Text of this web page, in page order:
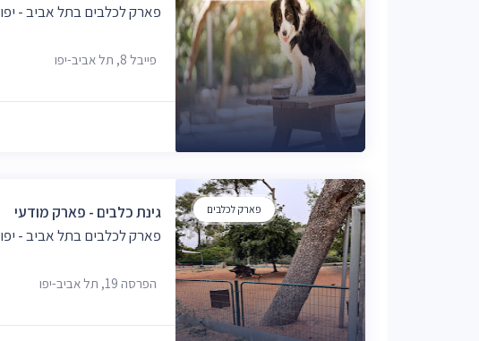
פארק לכלבים בתל אביב - יפו
פייבל 8, תל אביב-יפו
פארק לכלבים
גינת כלבים - פארק מודעי
פארק לכלבים בתל אביב - יפו
הפרסה 19, תל אביב-יפו